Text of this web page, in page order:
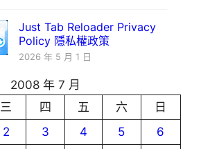
Just Tab Reloader Privacy
Policy 隱私權政策
2026 年 5 月 1 日
2008 年 7 月
三 四 五 六
日
2 3 4 5
6